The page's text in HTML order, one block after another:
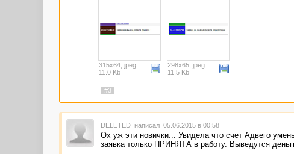
315x64, jpeg
11.0 Kb
298x65, jpeg
11.5 Kb
#3
DELETED написал 05.06.2015 в 00:58
Ох уж эти новички... Увидела что счет Адвего
заявка только ПРИНЯТА в работу. Выведутся